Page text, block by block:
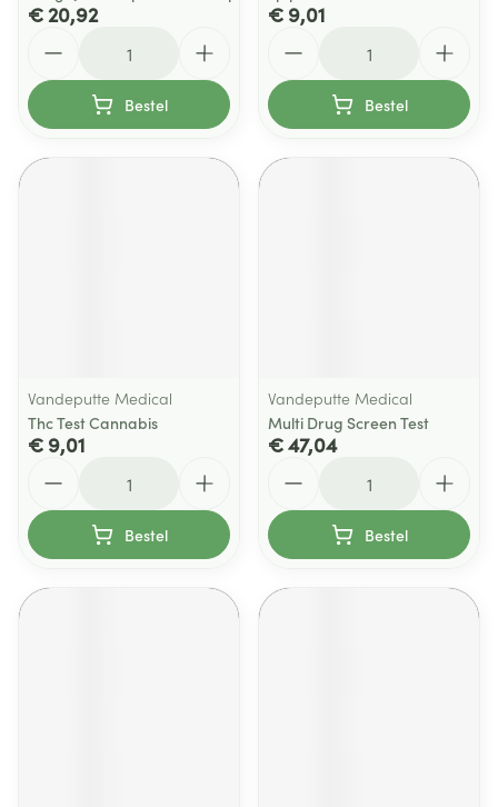
€ 20,92
Bestel
€ 9,01
Bestel
Vandeputte Medical
Thc Test Cannabis
€ 9,01
Bestel
Vandeputte Medical
Multi Drug Screen Test
€ 47,04
Bestel